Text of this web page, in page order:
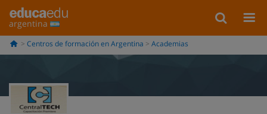
argentina
Centros de formación en Argentina Academias
Información